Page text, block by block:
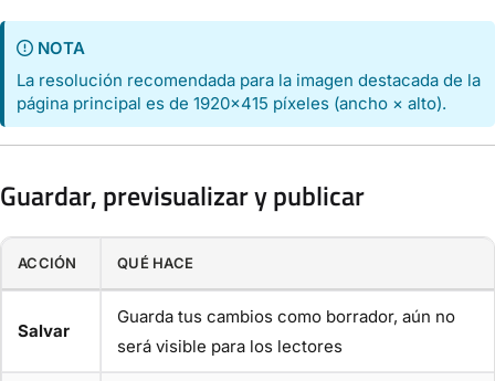
NOTA
La resolución recomendada para la imagen destacada de la
página principal es de 1920×415 píxeles (ancho × alto).
Guardar, previsualizar y publicar
ACCIÓN QUÉ HACE
Salvar
Guarda tus cambios como borrador, aún no
será visible para los lectores